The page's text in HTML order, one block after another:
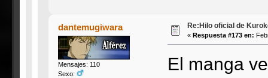
dantemugiwara
Mensajes: 110
Sexo:
Re:Hilo oficial de
« Respuesta #173 en:
El manga